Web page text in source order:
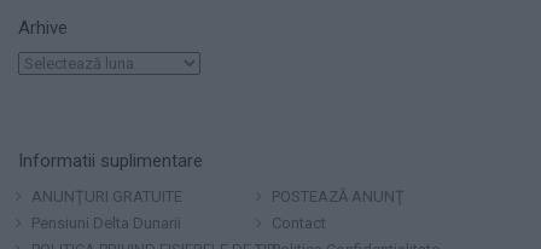
Arhive
Arhive
Informatii suplimentare
ANUNŢURI GRATUITE
POSTEAZĂ ANUNŢ
Pensiuni Delta Dunarii
Contact